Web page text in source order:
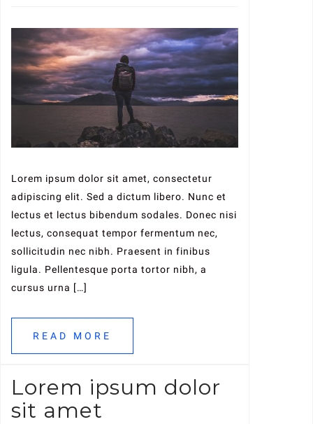
Lorem ipsum dolor sit amet, consectetur
adipiscing elit. Sed a dictum libero. Nunc et
lectus et lectus bibendum sodales. Donec nisi
lectus, consequat tempor fermentum nec,
sollicitudin nec nibh. Praesent in finibus
ligula. Pellentesque porta tortor nibh, a
cursus urna […]
READ MORE
Lorem ipsum dolor
sit amet